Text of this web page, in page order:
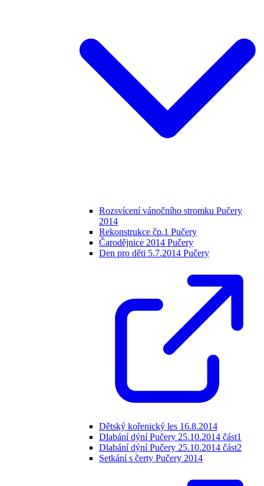
Rozsvícení vánočního stromku Pučery
2014
Rekonstrukce čp.1 Pučery
Čarodějnice 2014 Pučery
Den pro děti 5.7.2014 Pučery
Dětský kořenický les 16.8.2014
Dlabání dýní Pučery 25.10.2014 část1
Dlabání dýní Pučery 25.10.2014 část2
Setkání s čerty Pučery 2014